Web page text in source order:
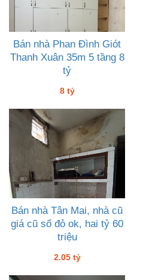
Bán nhà Phan Đình Giót
Thanh Xuân 35m 5 tầng 8
tỷ
8 tỷ
Bán nhà Tân Mai, nhà cũ
giá cũ sổ đỏ ok, hai tỷ 60
triệu
2.05 tỷ